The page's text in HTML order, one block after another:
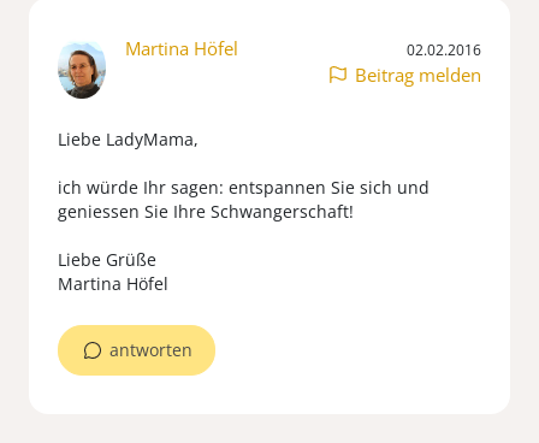
Martina Höfel 02.02.2016
Beitrag melden
Liebe LadyMama,
ich würde Ihr sagen: entspannen Sie sich und
geniessen Sie Ihre Schwangerschaft!
Liebe Grüße
Martina Höfel
antworten